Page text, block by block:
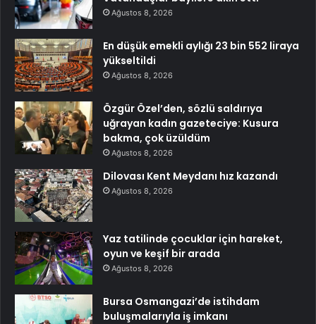
Ağustos 8, 2026
En düşük emekli aylığı 23 bin 552 liraya
yükseltildi
Ağustos 8, 2026
Özgür Özel’den, sözlü saldırıya
uğrayan kadın gazeteciye: Kusura
bakma, çok üzüldüm
Ağustos 8, 2026
Dilovası Kent Meydanı hız kazandı
Ağustos 8, 2026
Yaz tatilinde çocuklar için hareket,
oyun ve keşif bir arada
Ağustos 8, 2026
Bursa Osmangazi’de istihdam
buluşmalarıyla iş imkanı